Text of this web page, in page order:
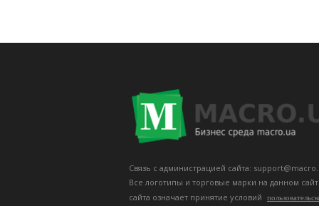
Связь с администрацией сайта:
Все логотипы и торговые марки на данном
сайта означает принятие условий